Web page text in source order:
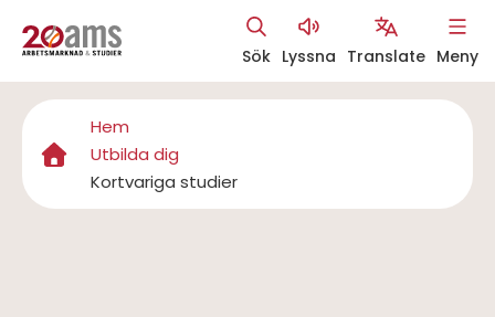
Hoppa
huvudinnehåll
Åtgärdsmeny
Sök Lyssna Translate Meny
Länkstig
Hem
Utbilda dig
Kortvariga studier